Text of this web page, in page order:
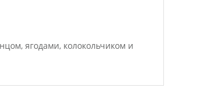
ягодами, колокольчиком и